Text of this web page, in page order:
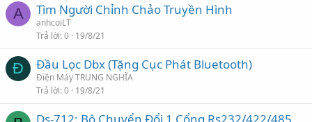
A Tìm Người Chỉnh Chảo Truyền Hình
anhcoiLT
Trả lời 0 19/8/21
Đ Đầu Lọc Dbx (Tặng Cục Phát Bluetooth)
Điện Máy TRUNG NGHĨA
Trả lời 0 19/8/21